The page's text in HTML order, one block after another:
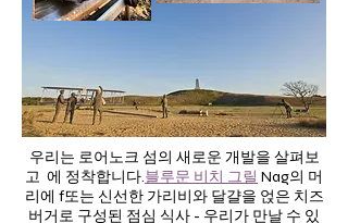
우리는 로어노크 섬의 새로운 개발을 살펴보
고 에 정착합니다.블루문 비치 그릴 Nag의 머
리에 f또는 신선한 가리비와 달걀을 얹은 치즈
버거로 구성된 점심 식사 - 우리가 만날 수 있